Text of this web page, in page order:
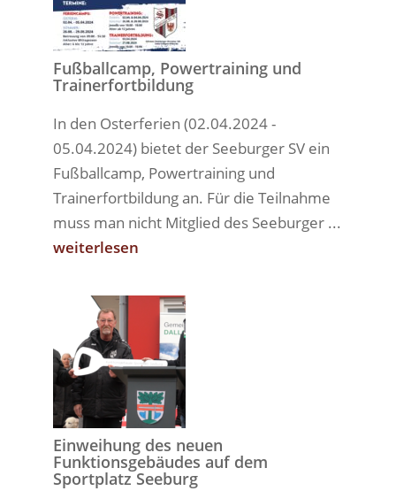
Fußballcamp, Powertraining und
Trainerfortbildung
In den Osterferien (02.04.2024 -
05.04.2024) bietet der Seeburger SV ein
Fußballcamp, Powertraining und
Trainerfortbildung an. Für die Teilnahme
muss man nicht Mitglied des Seeburger ...
weiterlesen
Einweihung des neuen
Funktionsgebäudes auf dem
Sportplatz Seeburg